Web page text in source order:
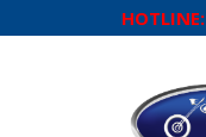
HOTLINE: